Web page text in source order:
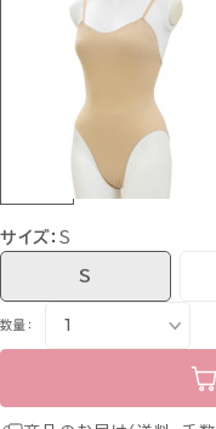
サイズ：S
S
数量：